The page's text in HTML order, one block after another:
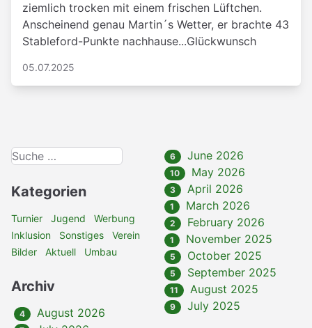
ziemlich trocken mit einem frischen Lüftchen.
Anscheinend genau Martin´s Wetter, er brachte 43
Stableford-Punkte nachhause...Glückwunsch
05.07.2025
Kategorien
Turnier Jugend
Werbung
Inklusion
Sonstiges
Verein
Bilder
Aktuell Umbau
Archiv
4 August 2026
6 June 2026
10 May 2026
3 April 2026
1 March 2026
2 February 2026
1 November 2025
5 October 2025
5 September 2025
11 August 2025
9 July 2025